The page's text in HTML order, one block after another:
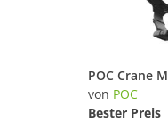
von POC
Bester Preis